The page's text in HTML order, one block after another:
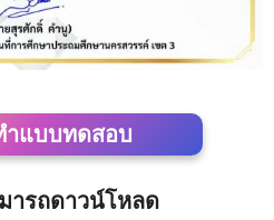
ำแบบทดสอบ
ารถดาวน์โหลด